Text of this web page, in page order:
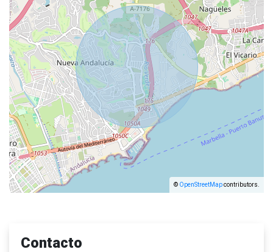
© OpenStreetMapcontributors.
Contacto